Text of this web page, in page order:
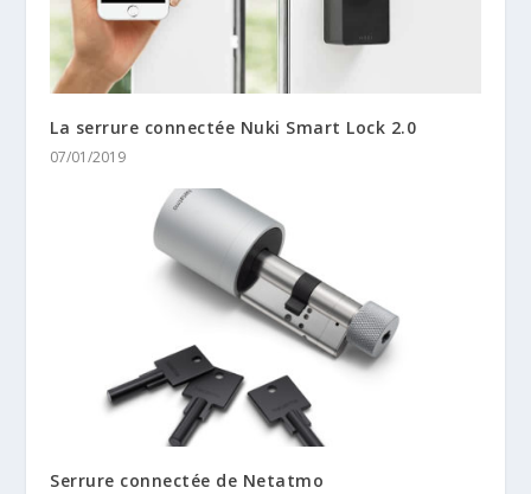
La serrure connectée Nuki Smart Lock 2.0
07/01/2019
Serrure connectée de Netatmo